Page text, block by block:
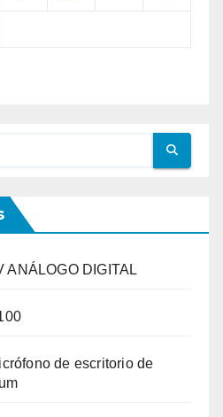
ANÁLOGO DIGITAL
de escritorio de